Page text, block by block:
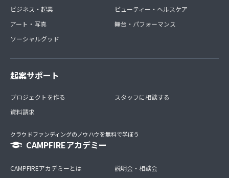
ビジネス・起業
アート・写真
ソーシャルグッド
ビューティー・ヘルスケア
舞台・パフォーマンス
起案サポート
プロジェクトを作る
資料請求
スタッフに相談する
クラウドファンディングのノウハウを無料で学ぼう
CAMPFIREアカデミー
CAMPFIREアカデミーとは
説明会・相談会